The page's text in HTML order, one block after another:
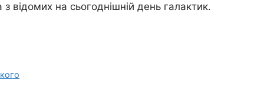
відомих на сьогоднішній день галактик.